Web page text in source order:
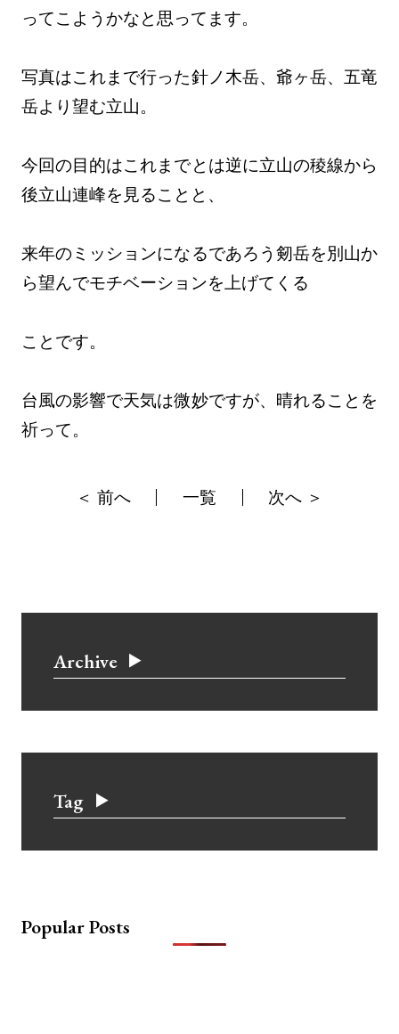
ってこようかなと思ってます。
写真はこれまで行った針ノ木岳、爺ヶ岳、五竜
岳より望む立山。
今回の目的はこれまでとは逆に立山の稜線から
後立山連峰を見ることと、
来年のミッションになるであろう剱岳を別山か
ら望んでモチベーションを上げてくる
ことです。
台風の影響で天気は微妙ですが、晴れることを
祈って。
＜ 前へ 一覧 次へ ＞
Archive
Tag
Popular Posts